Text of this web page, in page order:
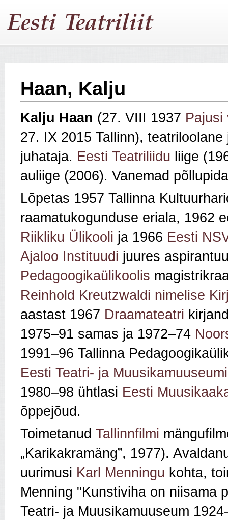
Haan, Kalju
Kalju Haan (27. VIII 1937 Pajusi
27. IX 2015 Tallinn),
juhataja. Eesti Teatriliidu liige
auliige (2006). Vanemad
Lõpetas 1957 Tallinna
raamatukogunduse eriala, 1962
Riikliku Ülikooli ja 1966 Eesti
Ajaloo Instituudi juures
Pedagoogikaülikoolis
Reinhold Kreutzwaldi nimelise
aastast 1967 Draamateatri
1975–91 samas ja 1972–74
1991–96 Tallinna
Eesti Teatri- ja Muusikamuuseumi
1980–98 ühtlasi Eesti
õppejõud.
Toimetanud Tallinnfilmi
„Karikakramäng”, 1977).
uurimusi Karl Menningu kohta,
Menning "Kunstiviha on niisama
Teatri- ja Muusikamuuseum